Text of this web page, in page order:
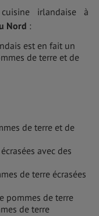
irlandaise à
Nord :
est en fait un
de terre et de
de terre et de
avec des
de terre écrasées
pommes de terre
de terre